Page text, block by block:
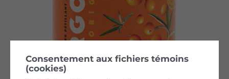
Consentement aux fichiers témoins
(cookies)